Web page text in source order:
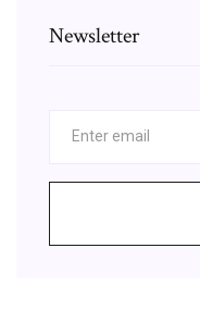
Newsletter